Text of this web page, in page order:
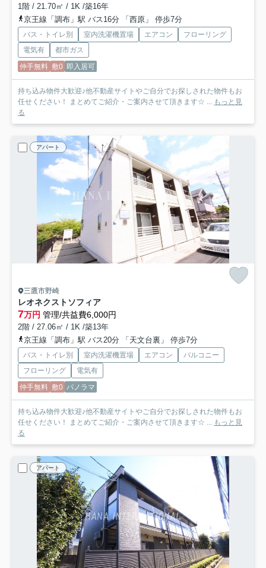
1階 / 21.70㎡ / 1K /築16年
京王線「調布」駅 バス16分 「西原」 停歩7分
バス・トイレ別 室内洗濯機置場 エアコン
フローリング
電気有
都市ガス
仲手無料 敷0 即入居可
持ち込み物件大歓迎♪他不動産サイトやご自分でお探しされた物件もお
任せください！ まとめてご紹介・ご案内させて頂きます☆ ...
もっと見
る
アパート
三鷹市野崎
レオネクストソフィア
7万円 管理/共益費6,000円
2階 / 27.06㎡ / 1K /築13年
京王線「調布」駅 バス20分 「天文台裏」 停歩7分
バス・トイレ別 室内洗濯機置場 エアコン
バルコニー
フローリング
電気有
仲手無料 敷0 パノラマ
持ち込み物件大歓迎♪他不動産サイトやご自分でお探しされた物件もお
任せください！ まとめてご紹介・ご案内させて頂きます☆ ...
もっと見
る
アパート